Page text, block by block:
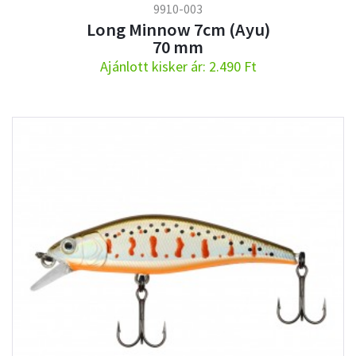
9910-003
Long Minnow 7cm (Ayu)
70 mm
Ajánlott kisker ár: 2.490 Ft